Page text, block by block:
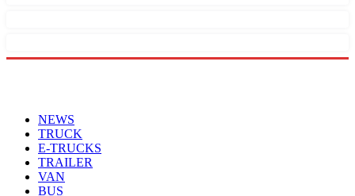
NEWS
TRUCK
E-TRUCKS
TRAILER
VAN
BUS